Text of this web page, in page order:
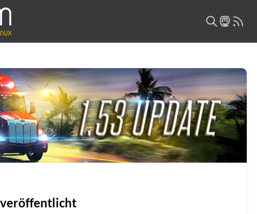
veröffentlicht